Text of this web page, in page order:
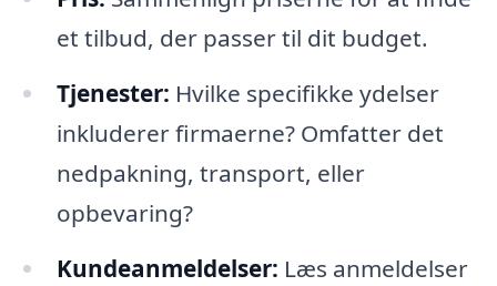
et tilbud, der passer til dit budget.
Tjenester: Hvilke specifikke ydelser
inkluderer firmaerne? Omfatter det
nedpakning, transport, eller
opbevaring?
Kundeanmeldelser: Læs anmeldelser